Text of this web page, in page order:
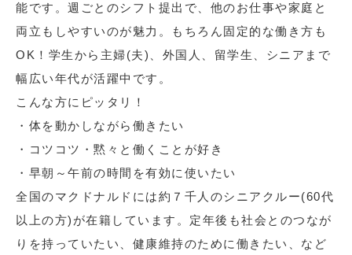
能です。週ごとのシフト提出で、他のお仕事や家庭と
両立もしやすいのが魅力。もちろん固定的な働き方も
OK！学生から主婦(夫)、外国人、留学生、シニアまで
幅広い年代が活躍中です。
こんな方にピッタリ！
・体を動かしながら働きたい
・コツコツ・黙々と働くことが好き
・早朝～午前の時間を有効に使いたい
全国のマクドナルドには約７千人のシニアクルー(60代
以上の方)が在籍しています。定年後も社会とのつなが
りを持っていたい、健康維持のために働きたい、など